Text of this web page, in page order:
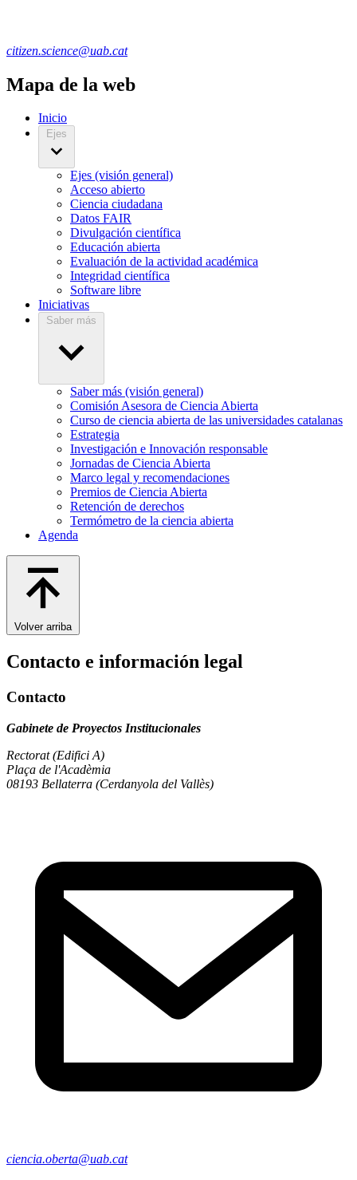
citizen.science@uab.cat
Mapa de la web
Inicio
Ejes
Ejes (visión general)
Acceso abierto
Ciencia ciudadana
Datos FAIR
Divulgación científica
Educación abierta
Evaluación de la actividad académica
Integridad científica
Software libre
Iniciativas
Saber más
Saber más (visión general)
Comisión Asesora de Ciencia Abierta
Curso de ciencia abierta de las universidades catalanas
Estrategia
Investigación e Innovación responsable
Jornadas de Ciencia Abierta
Marco legal y recomendaciones
Premios de Ciencia Abierta
Retención de derechos
Termómetro de la ciencia abierta
Agenda
Volver arriba
Contacto e información legal
Contacto
Gabinete de Proyectos Institucionales
Rectorat (Edifici A)
Plaça de l'Acadèmia
08193 Bellaterra (Cerdanyola del Vallès)
ciencia.oberta@uab.cat